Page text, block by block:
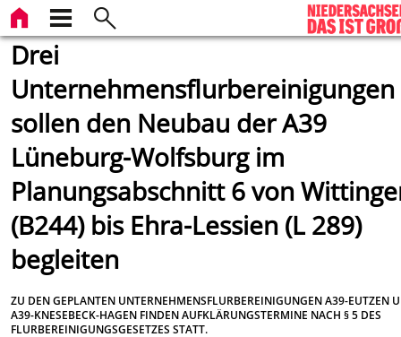
Drei
Unternehmensflurbereinigungen
sollen den Neubau der A39
Lüneburg-Wolfsburg im
Planungsabschnitt 6 von
(B244) bis Ehra-Lessien (L 289)
begleiten
ZU DEN GEPLANTEN UNTERNEHMENSFLURBEREINIGUNGEN A39-EUTZEN
A39-KNESEBECK-HAGEN FINDEN AUFKLÄRUNGSTERMINE NACH § 5 DES
FLURBEREINIGUNGSGESETZES STATT.